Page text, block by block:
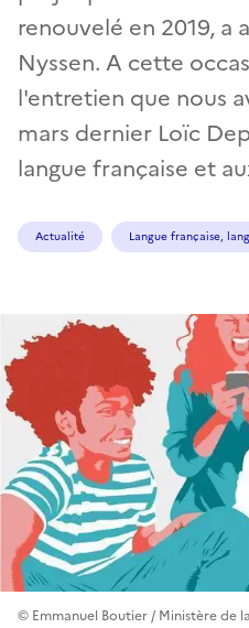
renouvelé en 2019, a
Nyssen. A cette
l'entretien que nous
mars dernier Loïc
langue française et
Actualité Langue française,
© Emmanuel Boutier / Ministère de